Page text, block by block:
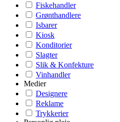
Fiskehandler
Grønthandlere
Isbarer
Kiosk
Konditorier
Slagter
Slik & Konfekture
Vinhandler
Medier
Designere
Reklame
Trykkerier